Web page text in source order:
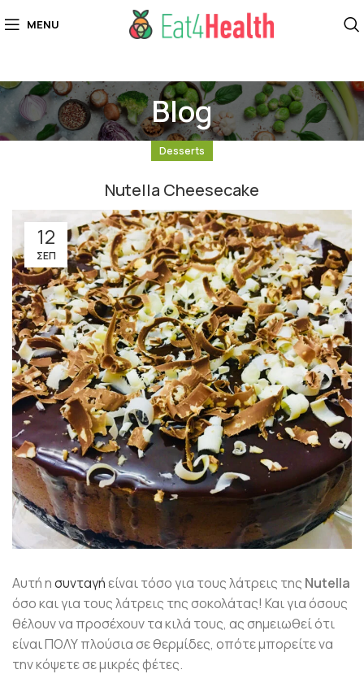
MENU
Blog
Desserts
Nutella Cheesecake
12
ΣΕΠ
Αυτή ησυνταγήείναι τόσο για τους λάτρεις της Nutella
όσο και για τους λάτρεις της σοκολάτας! Και για όσους
θέλουν να προσέχουν τα κιλά τους, ας σημειωθεί ότι
είναι ΠΟΛΥ πλούσια σε θερμίδες, οπότε μπορείτε να
την κόψετε σε μικρές φέτες.